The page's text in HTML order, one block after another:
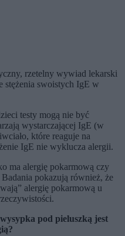
rzetelny wywiad lekarski
stężenia swoistych IgE w
testy mogą nie być
wystarczającej IgE (w
które reaguje na
IgE nie wyklucza alergii.
ma alergię pokarmową czy
pokazują również, że
alergię pokarmową u
pod pieluszką jest